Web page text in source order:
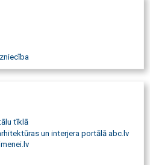
tehnika, seifi, saimniecības
metālā, medaljoni,
Būvmateriāli, kokmateriāli,
kokapstrādes darba galdi un
elektroinstrumenti,
flīzes, krāsas, tapetes, darba
preces grauzējiem, siksniņas,
dzīvniekiem, dzīvnieku mājiņas,
smiltiņas
tīklā
un interjera portālā abc.lv